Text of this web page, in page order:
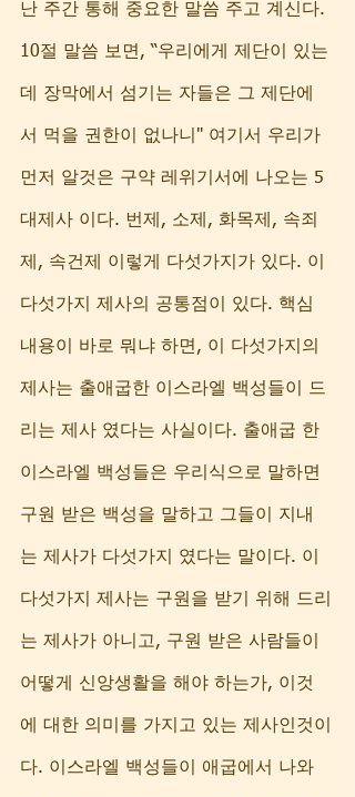
난 주간 통해 중요한 말씀 주고 계신다.
10절 말씀 보면, “우리에게 제단이 있는
데 장막에서 섬기는 자들은 그 제단에
서 먹을 권한이 없나니" 여기서 우리가
먼저 알것은 구약 레위기서에 나오는 5
대제사 이다. 번제, 소제, 화목제, 속죄
제, 속건제 이렇게 다섯가지가 있다. 이
다섯가지 제사의 공통점이 있다. 핵심
내용이 바로 뭐냐 하면, 이 다섯가지의
제사는 출애굽한 이스라엘 백성들이 드
리는 제사 였다는 사실이다. 출애굽 한
이스라엘 백성들은 우리식으로 말하면
구원 받은 백성을 말하고 그들이 지내
는 제사가 다섯가지 였다는 말이다. 이
다섯가지 제사는 구원을 받기 위해 드리
는 제사가 아니고, 구원 받은 사람들이
어떻게 신앙생활을 해야 하는가, 이것
에 대한 의미를 가지고 있는 제사인것이
다. 이스라엘 백성들이 애굽에서 나와